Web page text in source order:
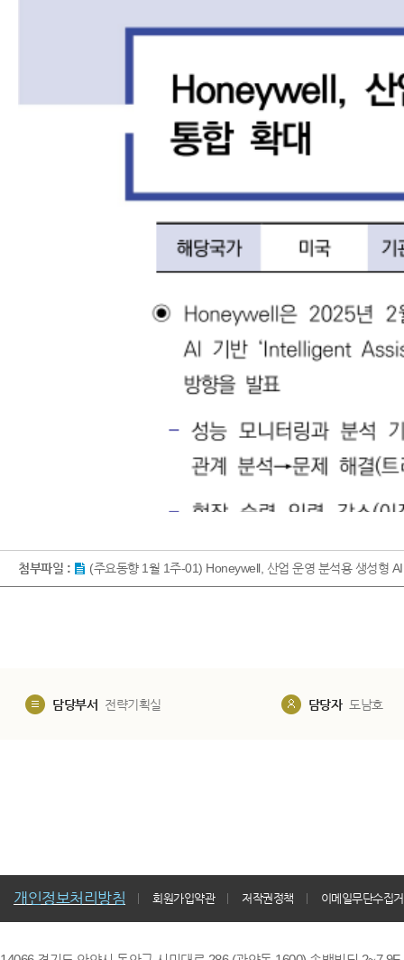
첨부파일 : (주요동향 1월 1주-01) Honeywell, 산업 운영 분석용 생성형
담당부서 전략기획실 담당자 도남호
개인정보처리방침 회원가입약관 저작권정책 이메일무단수집